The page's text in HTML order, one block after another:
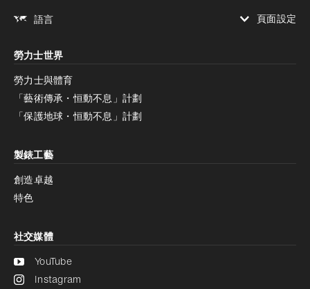
語言
頁面設定
增加對比度
停用
減少動畫
減少動畫
停用
勞力士世界
勞力士與體育
「藝術傳承・恒動不息」計劃
「保護地球・恒動不息」計劃
製錶工藝
創造卓越
特色
社交媒體
YouTube
Instagram